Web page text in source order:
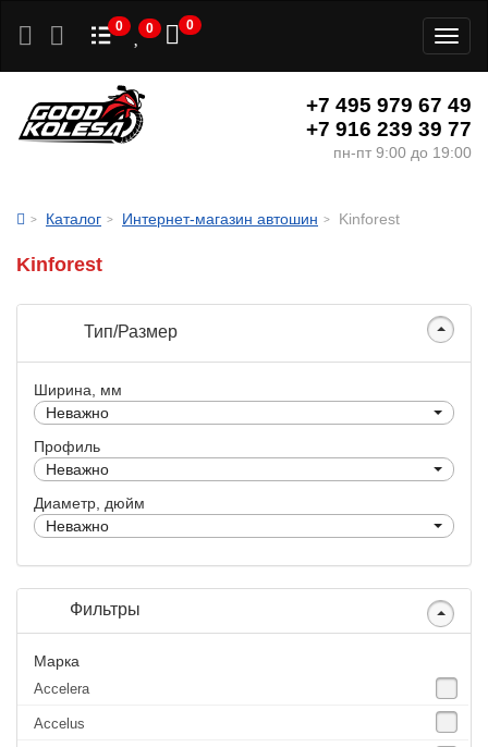
0 0 0
+7 495 979 67 49
+7 916 239 39 77
пн-пт 9:00 до 19:00
Каталог Интернет-магазин автошин Kinforest
Kinforest
Тип/Размер
Ширина, мм
Неважно
Профиль
Неважно
Диаметр, дюйм
Неважно
Фильтры
Марка
Accelera
Accelus